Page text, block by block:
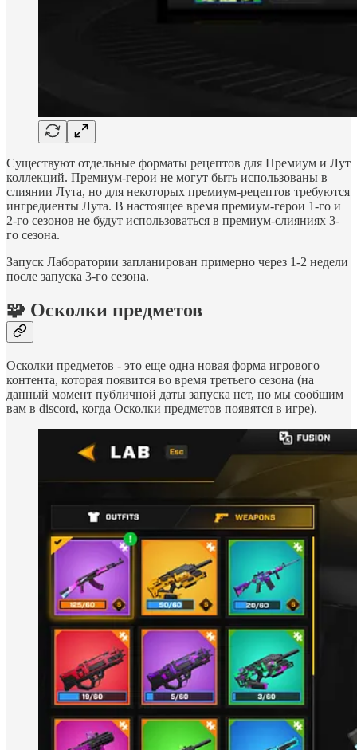
Существуют отдельные форматы рецептов для Премиум и Лут
коллекций. Премиум-герои не могут быть использованы в
слиянии Лута, но для некоторых премиум-рецептов требуются
ингредиенты Лута. В настоящее время премиум-герои 1-го и
2-го сезонов не будут использоваться в премиум-слияниях 3-
го сезона.
Запуск Лаборатории запланирован примерно через 1-2 недели
после запуска 3-го сезона.
🧩 Осколки предметов
Осколки предметов - это еще одна новая форма игрового
контента, которая появится во время третьего сезона (на
данный момент публичной даты запуска нет, но мы сообщим
вам в discord, когда Осколки предметов появятся в игре).